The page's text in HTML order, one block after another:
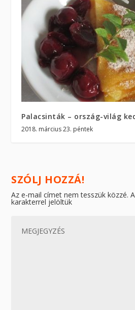
Palacsinták – ország-világ
2018. március 23. péntek
SZÓLJ HOZZÁ!
Az e-mail címet nem tesszük közzé.
karakterrel jelöltük